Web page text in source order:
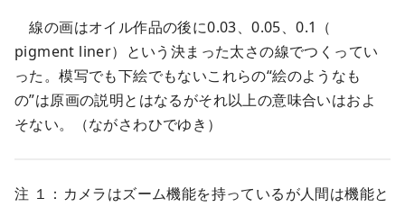
線の画はオイル作品の後に0.03、0.05、0.1（
pigment liner）という決まった太さの線でつくってい
った。模写でも下絵でもないこれらの“絵のようなも
の”は原画の説明とはなるがそれ以上の意味合いはおよ
そない。（ながさわひでゆき）
注 １：カメラはズーム機能を持っているが人間は機能と